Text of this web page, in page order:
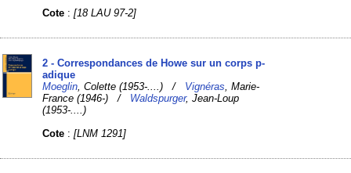
Cote :[18 LAU 97-2]
2 - Correspondances de Howe sur un corps p-
adique
Moeglin , Colette (1953-....) / Vignéras , Marie-
France (1946-) / Waldspurger, Jean-Loup
(1953-....)
Cote :[LNM 1291]